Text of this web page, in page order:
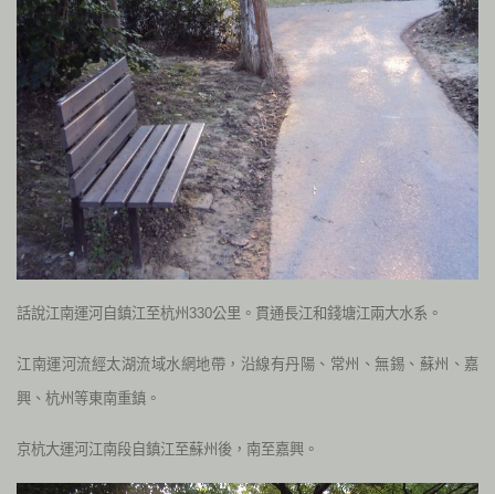
話說江南運河自鎮江至杭州330公里。貫通長江和錢塘江兩大水系。
江南運河流經太湖流域水網地帶，沿線有丹陽、常州、無錫、蘇州、嘉
興、杭州等東南重鎮。
京杭大運河江南段自鎮江至蘇州後，南至嘉興。